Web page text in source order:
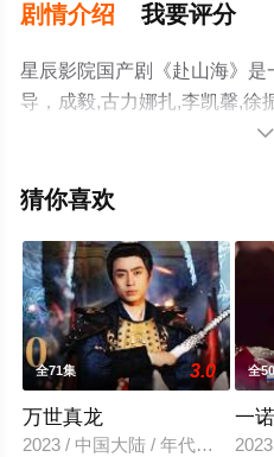
剧情介绍 我要评分
星辰影院国产剧《赴山海》是
导，成毅,古力娜扎,李凯馨,徐
晓晨,丁勇岱,胡可,邱心志,曹
子,张智霖,杨丽菁,李俊逸,程相
电视剧，大结局剧情已揭晓
清未删减完整版电视剧全集
可移步至豆瓣电视剧、电视猫

猜你喜欢
全71集 3.0
万世真龙
2023 / 中国大陆 / 年代穿越,国产
全
一